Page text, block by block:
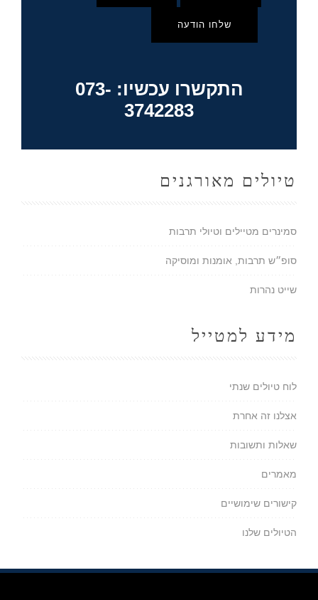
שלחו הודעה
התקשרו עכשיו: 073-
3742283
טיולים מאורגנים
סמינרים מטיילים וטיולי תרבות
סופ״ש תרבות, אומנות ומוסיקה
שייט נהרות
מידע למטייל
לוח טיולים שנתי
אצלנו זה אחרת
שאלות ותשובות
מאמרים
קישורים שימושיים
הטיולים שלנו